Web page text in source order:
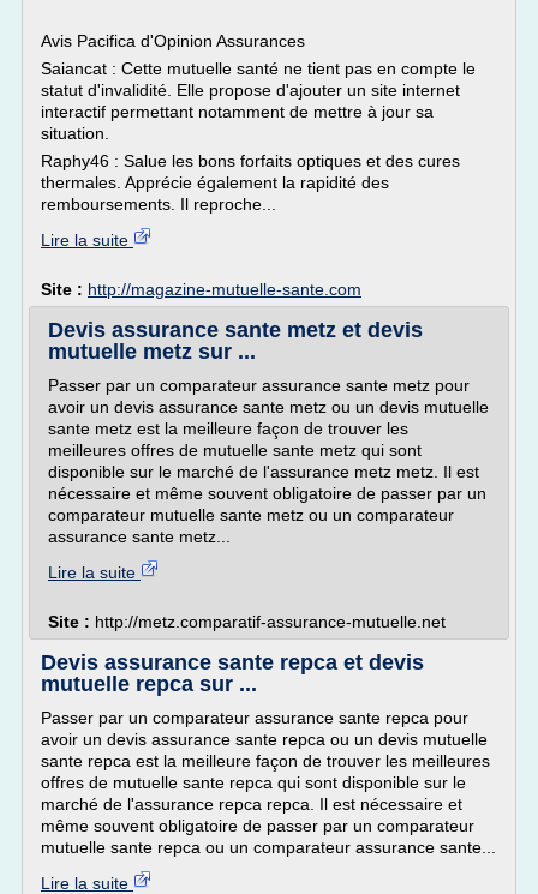
Avis Pacifica d'Opinion Assurances
Saiancat : Cette mutuelle santé ne tient pas en compte le
statut d'invalidité. Elle propose d'ajouter un site internet
interactif permettant notamment de mettre à jour sa
situation.
Raphy46 : Salue les bons forfaits optiques et des cures
thermales. Apprécie également la rapidité des
remboursements. Il reproche...
Lire la suite
Site : http://magazine-mutuelle-sante.com
Devis assurance sante metz et devis
mutuelle metz sur ...
Passer par un comparateur assurance sante metz pour
avoir un devis assurance sante metz ou un devis mutuelle
sante metz est la meilleure façon de trouver les
meilleures offres de mutuelle sante metz qui sont
disponible sur le marché de l'assurance metz metz. Il est
nécessaire et même souvent obligatoire de passer par un
comparateur mutuelle sante metz ou un comparateur
assurance sante metz...
Lire la suite
Site : http://metz.comparatif-assurance-mutuelle.net
Devis assurance sante repca et devis
mutuelle repca sur ...
Passer par un comparateur assurance sante repca pour
avoir un devis assurance sante repca ou un devis mutuelle
sante repca est la meilleure façon de trouver les meilleures
offres de mutuelle sante repca qui sont disponible sur le
marché de l'assurance repca repca. Il est nécessaire et
même souvent obligatoire de passer par un comparateur
mutuelle sante repca ou un comparateur assurance sante...
Lire la suite